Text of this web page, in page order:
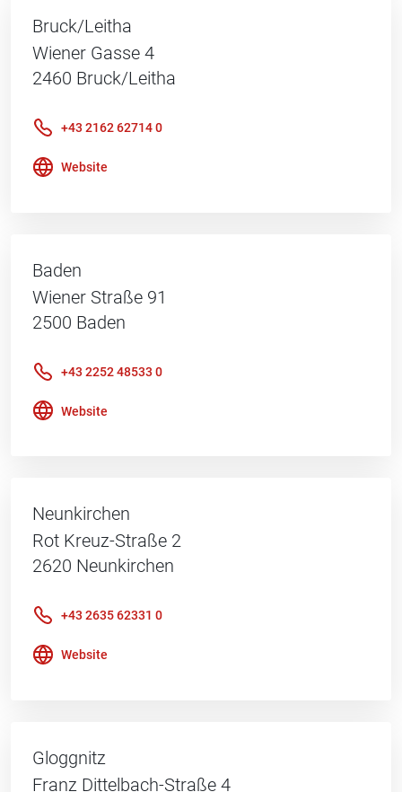
Bruck/Leitha
Wiener Gasse 4
2460 Bruck/Leitha
+43 2162 62714 0
Website
Baden
Wiener Straße 91
2500 Baden
+43 2252 48533 0
Website
Neunkirchen
Rot Kreuz-Straße 2
2620 Neunkirchen
+43 2635 62331 0
Website
Gloggnitz
Franz Dittelbach-Straße 4